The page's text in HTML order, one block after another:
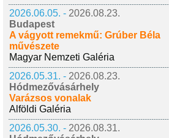
2026.06.05. - 2026.08.23.
Budapest
A vágyott remekmű: Grúber Béla
művészete
Magyar Nemzeti Galéria
2026.05.31. - 2026.08.23.
Hódmezővásárhely
Varázsos vonalak
Alföldi Galéria
2026.05.30. - 2026.08.31.